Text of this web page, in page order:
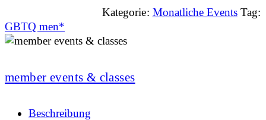
Kategorie: Monatliche Events Tag:
GBTQ men*
member events & classes
Beschreibung